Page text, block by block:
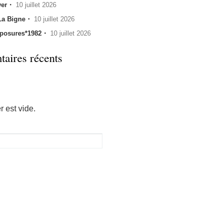
・ 10 juillet 2026
Bigne・ 10 juillet 2026
・ 10 juillet 2026
récents
est vide.